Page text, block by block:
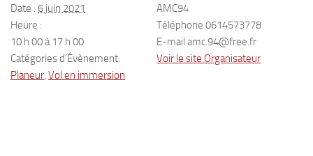
Date : 6 juin 2021
Heure :
10 h 00 à 17 h 00
Catégories d’Évènement:
Planeur, Vol en immersion
AMC94
Téléphone 0614573778
E-mail amc.94@free.fr
Voir le site Organisateur